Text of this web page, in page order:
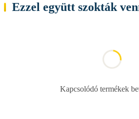
Ezzel együtt szokták
Kapcsolódó termékek